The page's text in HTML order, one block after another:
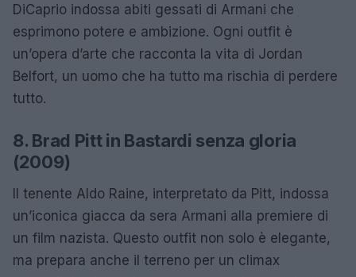
DiCaprio indossa abiti gessati di Armani che
esprimono potere e ambizione. Ogni outfit è
un’opera d’arte che racconta la vita di Jordan
Belfort, un uomo che ha tutto ma rischia di perdere
tutto.
8. Brad Pitt in Bastardi senza gloria
(2009)
Il tenente Aldo Raine, interpretato da Pitt, indossa
un’iconica giacca da sera Armani alla premiere di
un film nazista. Questo outfit non solo è elegante,
ma prepara anche il terreno per un climax